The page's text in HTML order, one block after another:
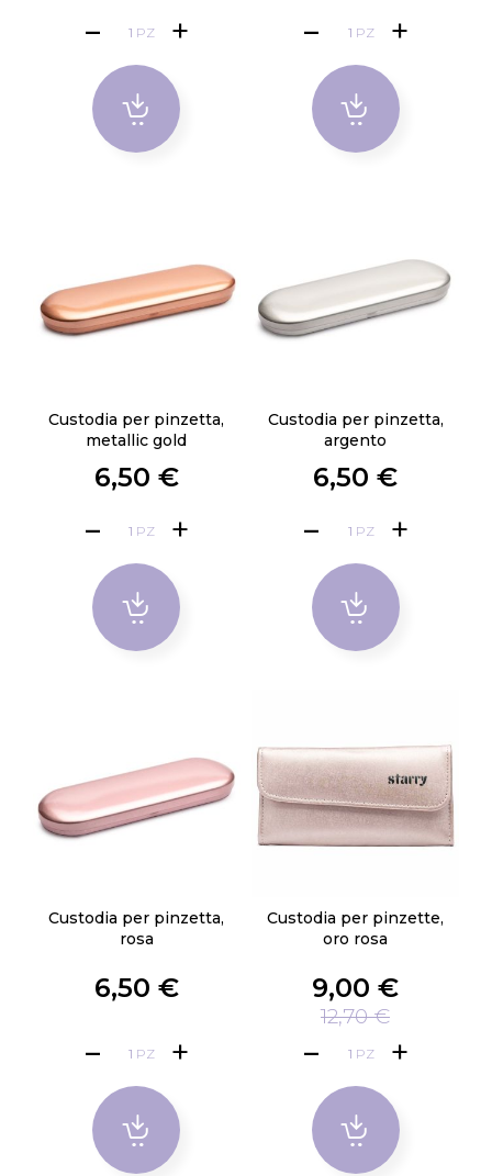
PZ PZ
Custodia per pinzetta,
metallic gold
6,50 €
PZ
Custodia per pinzetta,
argento
6,50 €
PZ
Custodia per pinzetta,
rosa
6,50 €
PZ
Custodia per pinzette,
oro rosa
9,00 €
12,70 €
PZ